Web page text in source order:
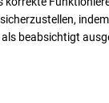
beabsichtigt